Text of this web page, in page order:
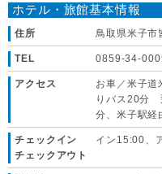
ホテル・旅館基本情報
住所 鳥取県米子
TEL 0859-34-
アクセス
お車／米子
りバス20分
分、米子駅経
チェックイン
チェックアウト
イン15:00、